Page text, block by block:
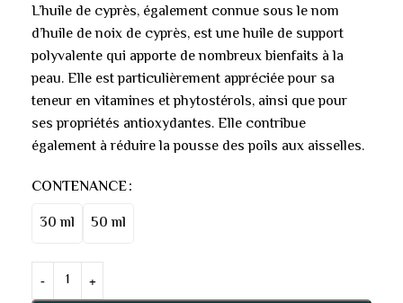
L’huile de cyprès, également connue sous le nom
d’huile de noix de cyprès, est une huile de support
polyvalente qui apporte de nombreux bienfaits à la
peau. Elle est particulièrement appréciée pour sa
teneur en vitamines et phytostérols, ainsi que pour
ses propriétés antioxydantes. Elle contribue
également à réduire la pousse des poils aux aisselles.
CONTENANCE
30 ml
50 ml